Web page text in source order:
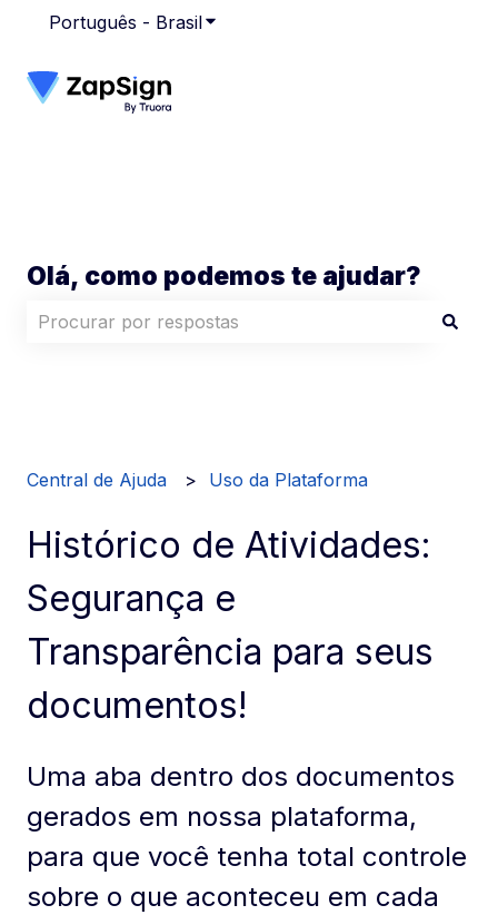
Português - BrasilMostrar submenu para traduções
Olá, como podemos te ajudar?
Central de Ajuda Uso da Plataforma
Histórico de Atividades:
Segurança e
Transparência para seus
documentos!
Uma aba dentro dos documentos
gerados em nossa plataforma,
para que você tenha total controle
sobre o que aconteceu em cada